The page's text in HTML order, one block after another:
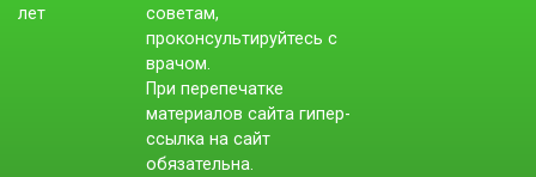
советам,
проконсультируйтесь с
врачом.
При перепечатке
материалов сайта гипер-
ссылка на сайт
обязательна.